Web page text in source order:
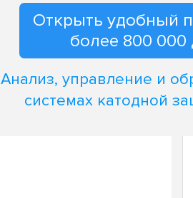
Открыть удобный
более 800 000
Анализ, управление и
системах катодной